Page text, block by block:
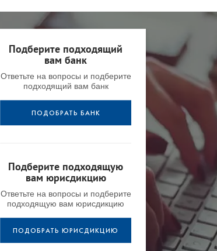
Подберите подходящий
вам банк
Ответьте на вопросы и подберите
подходящий вам банк
ПОДОБРАТЬ БАНК
Подберите подходящую
вам юрисдикцию
Ответьте на вопросы и подберите
подходящую вам юрисдикцию
ПОДОБРАТЬ ЮРИСДИКЦИЮ